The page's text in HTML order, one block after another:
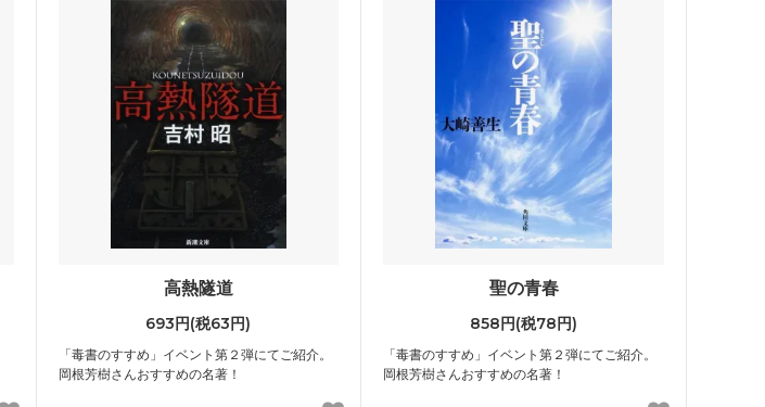
高熱隧道
693円(税63円)
「毒書のすすめ」イベント第２弾にてご紹介。
岡根芳樹さんおすすめの名著！
聖の青春
858円(税78円)
「毒書のすすめ」イベント第２弾にてご紹介。
岡根芳樹さんおすすめの名著！